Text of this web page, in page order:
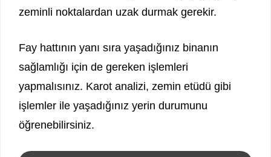
zeminli noktalardan uzak durmak gerekir.
Fay hattının yanı sıra yaşadığınız binanın
sağlamlığı için de gereken işlemleri
yapmalısınız. Karot analizi, zemin etüdü gibi
işlemler ile yaşadığınız yerin durumunu
öğrenebilirsiniz.